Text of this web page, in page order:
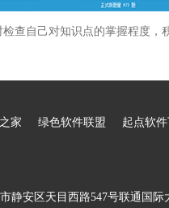
查自己对知识点的掌握程度，
家 绿色软件联盟 起点软
静安区天目西路547号联通国际